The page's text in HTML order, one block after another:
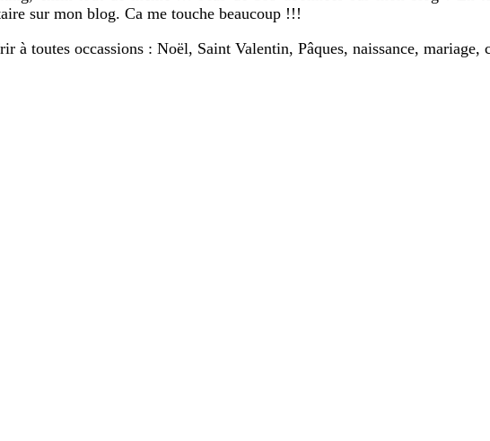
sur mon blog. Ca me touche beaucoup !!!
à toutes occassions : Noël, Saint Valentin, Pâques, naissance,